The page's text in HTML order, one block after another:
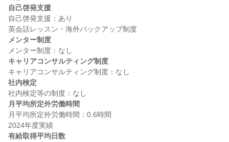
自己啓発支援
自己啓発支援：あり
メンター制度
キャリアコンサルティング制度
社内検定
月平均所定外労働時間
月平均所定外労働時間：0.6時間
有給取得平均日数